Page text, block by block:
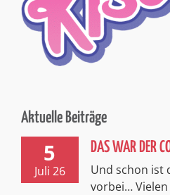
Aktuelle Beiträge
5
Juli 26
DAS WAR DER
Und schon ist
vorbei… Vielen